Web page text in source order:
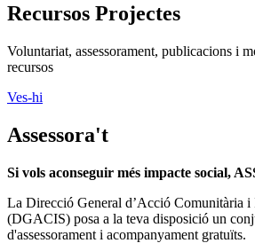
Recursos Projectes
Voluntariat, assessorament, publicacions i
recursos
Ves-hi
Assessora't
Si vols aconseguir més impacte social,
La Direcció General d’Acció Comunitària i
(DGACIS) posa a la teva disposició un
d'assessorament i acompanyament gratuïts.